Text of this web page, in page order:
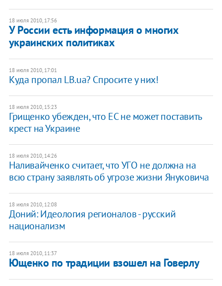
18 июля 2010, 17:56
У России есть информация о многих
украинских политиках
18 июля 2010, 17:01
Куда пропал LB.ua? Спросите у них!
18 июля 2010, 15:23
Грищенко убежден, что ЕС не может поставить
крест на Украине
18 июля 2010, 14:26
Наливайченко считает, что УГО не должна на
всю страну заявлять об угрозе жизни Януковича
18 июля 2010, 12:08
Доний: Идеология регионалов - русский
национализм
18 июля 2010, 11:37
Ющенко по традиции взошел на Говерлу